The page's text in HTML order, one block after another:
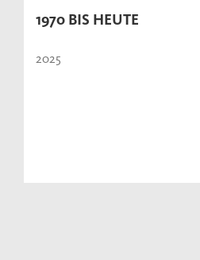
1970 BIS HEUTE
2025